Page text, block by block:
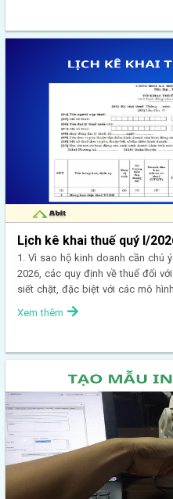
Lịch kê khai thuế quý I/
1. Vì sao hộ kinh doanh cần chú
2026, các quy định về thuế đối
siết chặt, đặc biệt với các mô
Xem thêm